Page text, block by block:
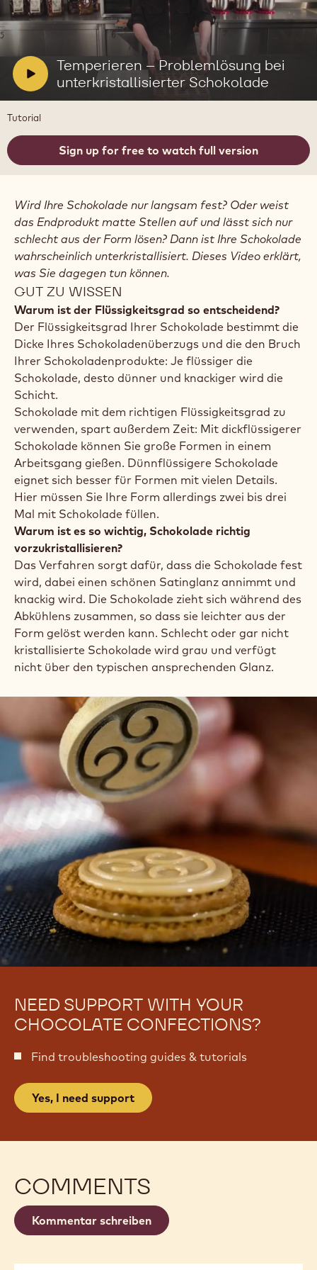
V
i
d
o
:
Temperieren – Problemlösung bei
unterkristallisierter Schokolade
Video
abspielen:
Temperieren
–
Problemlösung
bei
unterkristallisierter
Tutorial
Sign up for free to watch full version
Wird Ihre Schokolade nur langsam fest? Oder weist
das Endprodukt matte Stellen auf und lässt sich nur
schlecht aus der Form lösen? Dann ist Ihre Schokolade
wahrscheinlich unterkristallisiert. Dieses Video erklärt,
was Sie dagegen tun können.
GUT ZU WISSEN
Warum ist der Flüssigkeitsgrad so entscheidend?
Der Flüssigkeitsgrad Ihrer Schokolade bestimmt die
Dicke Ihres Schokoladenüberzugs und die den Bruch
Ihrer Schokoladenprodukte: Je flüssiger die
Schokolade, desto dünner und knackiger wird die
Schicht.
Schokolade mit dem richtigen Flüssigkeitsgrad zu
verwenden, spart außerdem Zeit: Mit dickflüssigerer
Schokolade können Sie große Formen in einem
Arbeitsgang gießen. Dünnflüssigere Schokolade
eignet sich besser für Formen mit vielen Details.
Hier müssen Sie Ihre Form allerdings zwei bis drei
Mal mit Schokolade füllen.
Warum ist es so wichtig, Schokolade richtig
vorzukristallisieren?
Das Verfahren sorgt dafür, dass die Schokolade fest
wird, dabei einen schönen Satinglanz annimmt und
knackig wird. Die Schokolade zieht sich während des
Abkühlens zusammen, so dass sie leichter aus der
Form gelöst werden kann. Schlecht oder gar nicht
kristallisierte Schokolade wird grau und verfügt
nicht über den typischen ansprechenden Glanz.
NEED SUPPORT WITH YOUR
CHOCOLATE CONFECTIONS?
Find troubleshooting guides & tutorials
Yes, I need support
COMMENTS
Kommentar schreiben